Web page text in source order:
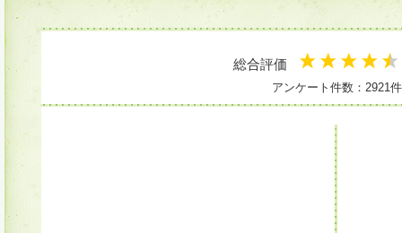
総合評価
アンケート件数：2921件